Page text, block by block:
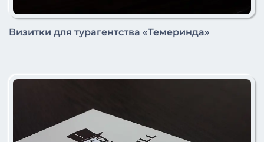
Визитки для турагентства «Темеринда»